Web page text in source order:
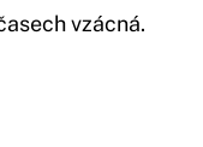
vzácná.